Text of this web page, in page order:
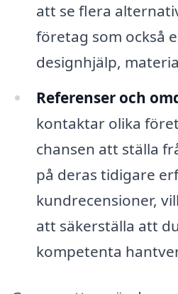
att se flera
företag som också
designhjälp,
Referenser och
kontaktar olika
chansen att ställa
på deras tidigare
kundrecensioner,
att säkerställa att
kompetenta